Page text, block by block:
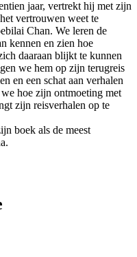
jaar, vertrekt hij met zijn
vertrouwen weet te
Chan. We leren de
kennen en zien hoe
daaraan blijkt te kunnen
we hem op zijn terugreis
en een schat aan verhalen
hoe zijn ontmoeting met
zijn reisverhalen op te
boek als de meest